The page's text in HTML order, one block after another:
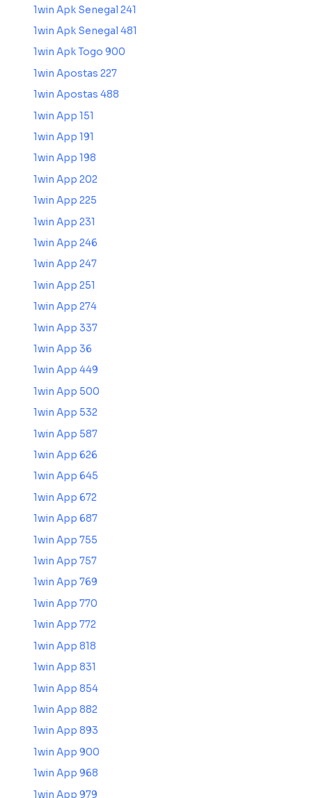
1win Apk Senegal 241
1win Apk Senegal 481
1win Apk Togo 900
1win Apostas 227
1win Apostas 488
1win App 151
1win App 191
1win App 198
1win App 202
1win App 225
1win App 231
1win App 246
1win App 247
1win App 251
1win App 274
1win App 337
1win App 36
1win App 449
1win App 500
1win App 532
1win App 587
1win App 626
1win App 645
1win App 672
1win App 687
1win App 755
1win App 757
1win App 769
1win App 770
1win App 772
1win App 818
1win App 831
1win App 854
1win App 882
1win App 893
1win App 900
1win App 968
1win App 979